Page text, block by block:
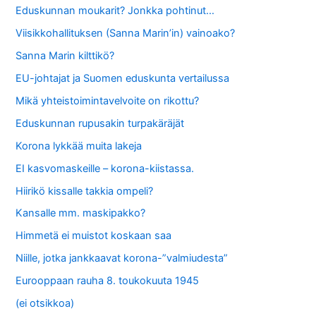
Eduskunnan moukarit? Jonkka pohtinut…
Viisikkohallituksen (Sanna Marin’in) vainoako?
Sanna Marin kilttikö?
EU-johtajat ja Suomen eduskunta vertailussa
Mikä yhteistoimintavelvoite on rikottu?
Eduskunnan rupusakin turpakäräjät
Korona lykkää muita lakeja
EI kasvomaskeille – korona-kiistassa.
Hiirikö kissalle takkia ompeli?
Kansalle mm. maskipakko?
Himmetä ei muistot koskaan saa
Niille, jotka jankkaavat korona-”valmiudesta”
Eurooppaan rauha 8. toukokuuta 1945
(ei otsikkoa)